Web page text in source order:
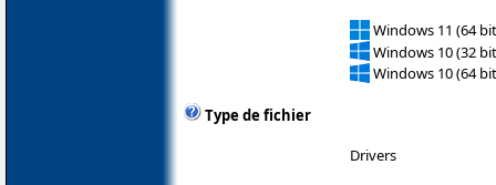
Windows 11 (64
Windows 10 (32
Windows 10 (64
Type de fichier
Drivers